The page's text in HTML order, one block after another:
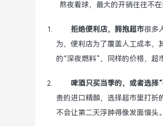
熬夜看球，最大的开销往往不在
拒绝便利店，拥抱超市很多
为，便利店为了覆盖人工成本，
的“深夜燃料”，同样的价格，超
啤酒只买当季的，或者选择
贵的进口精酿，选择超市里打折
不会让第二天浮肿得像发面馒头。